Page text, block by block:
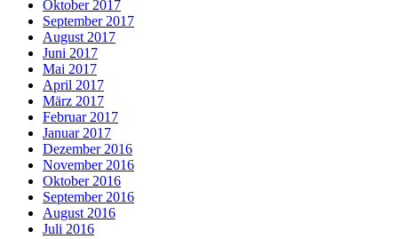
Oktober 2017
September 2017
August 2017
Juni 2017
Mai 2017
April 2017
März 2017
Februar 2017
Januar 2017
Dezember 2016
November 2016
Oktober 2016
September 2016
August 2016
Juli 2016